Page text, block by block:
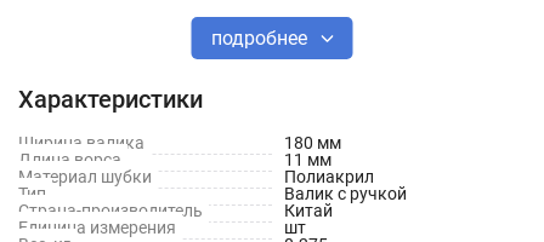
Крепление шубки с тубой с помощью термофузии.
Характеристики
Тип товара: Валики
Размер: 180 мм
Материал рукоятки: Пластик
подробнее
Характеристики
Ширина валика
180 мм
Длина ворса
11 мм
Материал шубки
Полиакрил
Тип
Валик с ручкой
Страна-производитель
Китай
Единица измерения
шт